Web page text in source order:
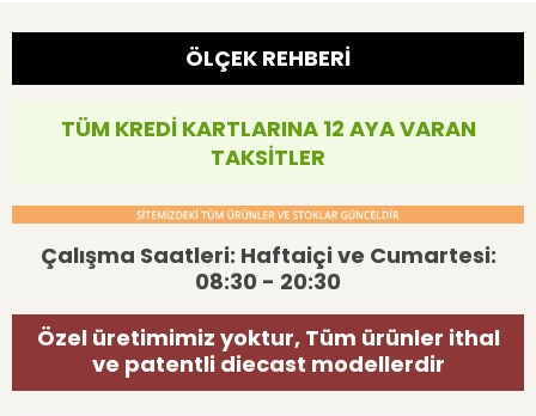
ÖLÇEK REHBERİ
TÜM KREDİ KARTLARINA 12 AYA VARAN
TAKSİTLER
Çalışma Saatleri: Haftaiçi ve Cumartesi:
08:30 - 20:30
Özel üretimimiz yoktur, Tüm ürünler ithal
ve patentli diecast modellerdir